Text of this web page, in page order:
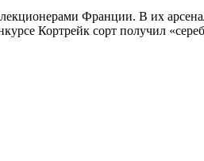
Франции. В их
Кортрейк сорт получил